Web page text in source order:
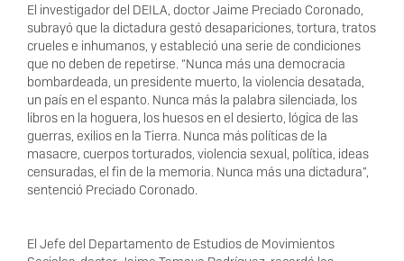
El investigador del DEILA, doctor Jaime Preciado Coronado,
subrayó que la dictadura gestó desapariciones, tortura, tratos
crueles e inhumanos, y estableció una serie de condiciones
que no deben de repetirse. “Nunca más una democracia
bombardeada, un presidente muerto, la violencia desatada,
un país en el espanto. Nunca más la palabra silenciada, los
libros en la hoguera, los huesos en el desierto, lógica de las
guerras, exilios en la Tierra. Nunca más políticas de la
masacre, cuerpos torturados, violencia sexual, política, ideas
censuradas, el fin de la memoria. Nunca más una dictadura”,
sentenció Preciado Coronado.
El Jefe del Departamento de Estudios de Movimientos